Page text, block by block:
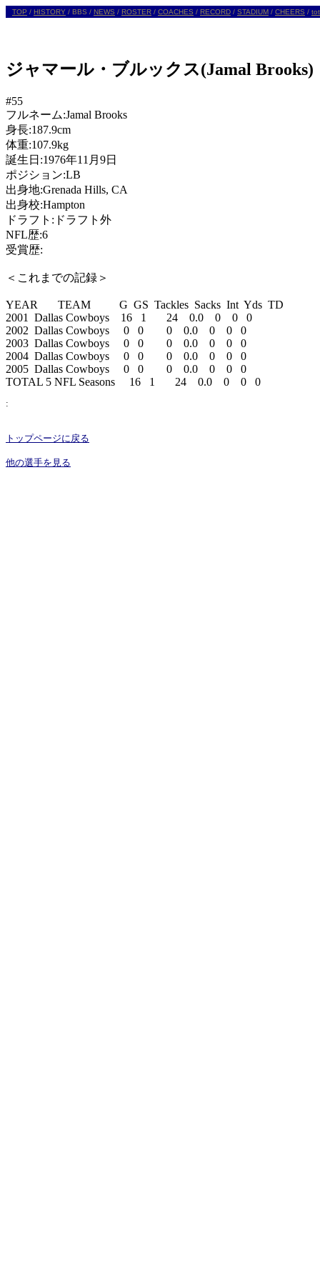
TOP / HISTORY / BBS / NEWS / ROSTER / COACHES / RECORD / STADIUM / CHEERS /
ジャマール・ブルックス(Jamal Brooks)
#55
フルネーム:Jamal Brooks
身長:187.9cm
体重:107.9kg
誕生日:1976年11月9日
ポジション:LB
出身地:Grenada Hills, CA
出身校:Hampton
ドラフト:ドラフト外
NFL歴:6
受賞歴:
＜これまでの記録＞
YEAR       TEAM          G  GS  Tackles  Sacks  Int  Yds  TD
2001  Dallas Cowboys    16   1       24    0.0    0    0   0
2002  Dallas Cowboys     0   0        0    0.0    0    0   0
2003  Dallas Cowboys     0   0        0    0.0    0    0   0
2004  Dallas Cowboys     0   0        0    0.0    0    0   0
2005  Dallas Cowboys     0   0        0    0.0    0    0   0
:
トップページに戻る
他の選手を見る